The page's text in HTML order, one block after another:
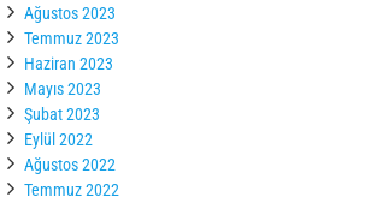
Ağustos 2023
Temmuz 2023
Haziran 2023
Mayıs 2023
Şubat 2023
Eylül 2022
Ağustos 2022
Temmuz 2022